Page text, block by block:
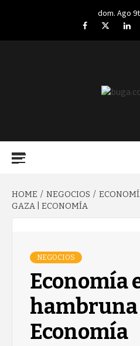
dom. Ago
FacebookTwitter
HOME NEGOCIOS
GAZA | ECONOMÍA
NEGOCIOS
Economía
hambruna
Economía